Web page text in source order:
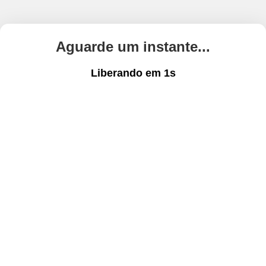
Aguarde um instante...
Liberando em 1s